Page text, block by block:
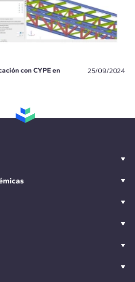
con CYPE en
25/09/2024